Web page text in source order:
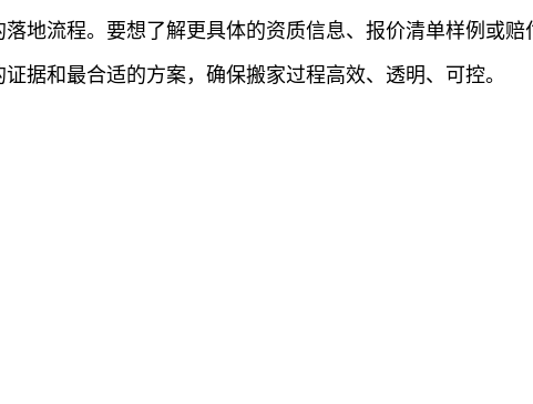
地流程。要想了解更具体的资质信息、报价清单样例或
据和最合适的方案，确保搬家过程高效、透明、可控。